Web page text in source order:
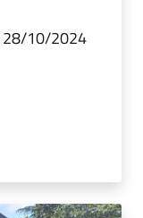
28/10/2024